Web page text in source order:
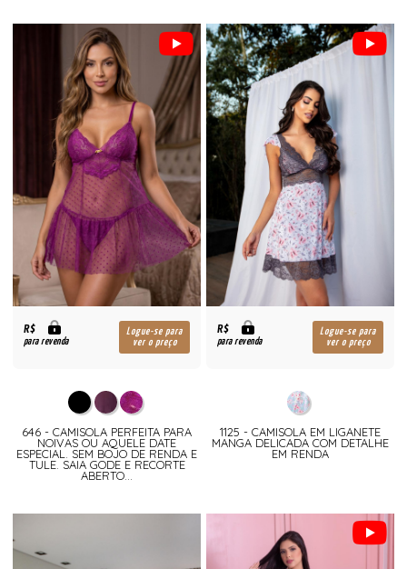
R$
para revenda
Logue-se para
ver o preço
646 - CAMISOLA PERFEITA PARA
NOIVAS OU AQUELE DATE
ESPECIAL. SEM BOJO DE RENDA E
TULE. SAIA GODE E RECORTE
ABERTO...
R$
para revenda
Logue-se para
ver o preço
1125 - CAMISOLA EM LIGANETE
MANGA DELICADA COM DETALHE
EM RENDA